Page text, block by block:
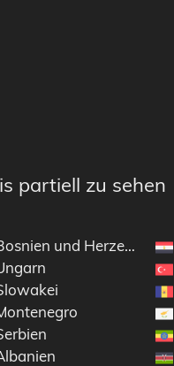
partiell zu sehen
und Herzegowina